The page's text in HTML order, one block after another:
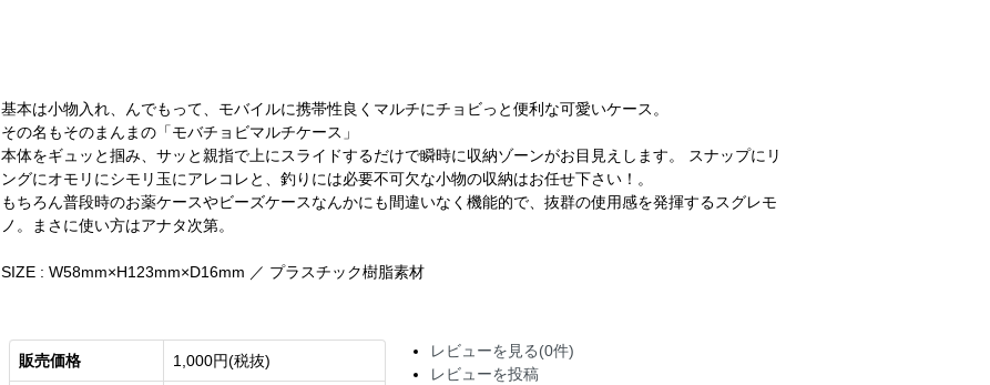
基本は小物入れ、んでもって、モバイルに携帯性良くマルチにチョビっと便利な可愛いケース。
その名もそのまんまの「モバチョビマルチケース」
本体をギュッと掴み、サッと親指で上にスライドするだけで瞬時に収納ゾーンがお目見えします。 スナップにリ
ングにオモリにシモリ玉にアレコレと、釣りには必要不可欠な小物の収納はお任せ下さい！。
もちろん普段時のお薬ケースやビーズケースなんかにも間違いなく機能的で、抜群の使用感を発揮するスグレモ
ノ。まさに使い方はアナタ次第。
SIZE : W58mm×H123mm×D16mm ／ プラスチック樹脂素材
販売価格 1,000円(税抜)
レビューを見る(0件)
レビューを投稿